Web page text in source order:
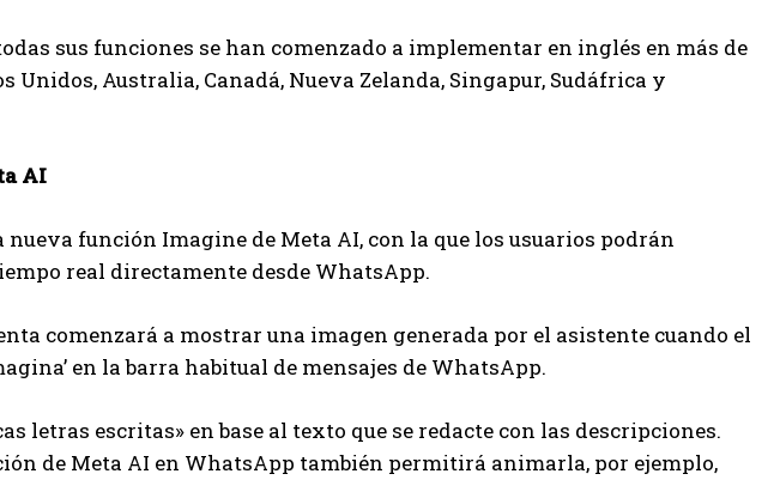
sus funciones se han comenzado a implementar en inglés en más de
Unidos, Australia, Canadá, Nueva Zelanda, Singapur, Sudáfrica y
AI
función Imagine de Meta AI, con la que los usuarios podrán
real directamente desde WhatsApp.
comenzará a mostrar una imagen generada por el asistente cuando el
en la barra habitual de mensajes de WhatsApp.
letras escritas» en base al texto que se redacte con las descripciones.
de Meta AI en WhatsApp también permitirá animarla, por ejemplo,